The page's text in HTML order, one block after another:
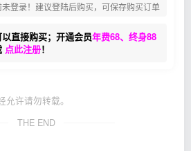
登录！建议登陆后购买，可保存购买订单
直接购买；开通会员年费68、终身88
点此注册！
许请勿转载。
THE END